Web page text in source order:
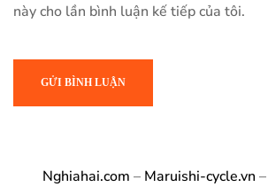
này cho lần bình luận kế tiếp của tôi.
Nghiahai.com – Maruishi-cycle.vn –